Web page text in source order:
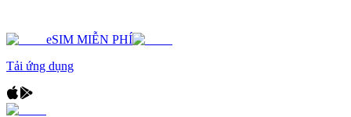
eSIM MIỄN PHÍ
Tải ứng dụng